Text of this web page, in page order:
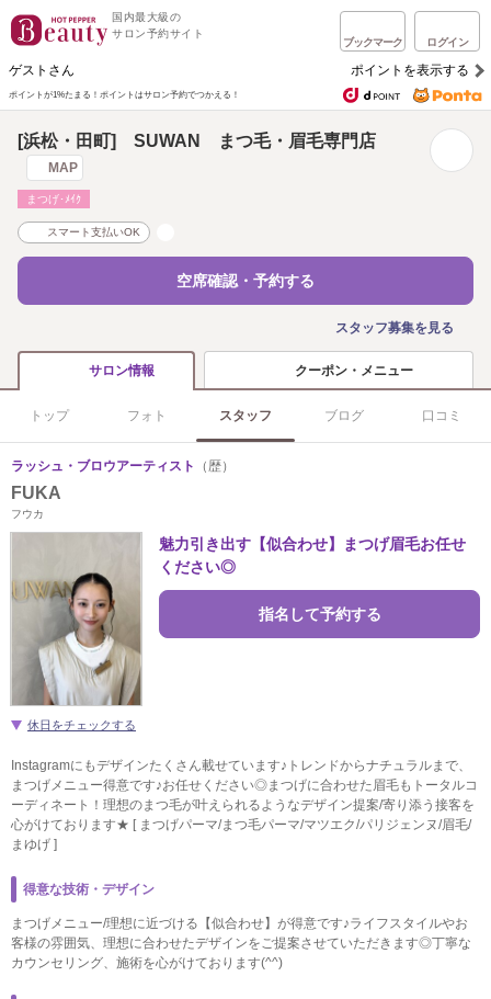
国内最大級の
サロン予約サイト
ブックマーク ログイン
ゲストさん ポイントを表示する
ポイントが1%たまる！ ポイントはサロン予約でつかえる！
[浜松・田町] SUWAN まつ毛・眉毛専門店
MAP
まつげ･ﾒｲｸ
スマート支払いOK
空席確認・予約する
スタッフ募集を見る
サロン情報 クーポン・メニュー
トップ フォト スタッフ ブログ 口コミ
ラッシュ・ブロウアーティスト （歴）
FUKA
フウカ
休日をチェックする
魅力引き出す【似合わせ】まつげ眉毛お任せ
ください◎
指名して予約する
Instagramにもデザインたくさん載せています♪トレンドからナチュラルまで、
まつげメニュー得意です♪お任せください◎まつげに合わせた眉毛もトータルコ
ーディネート！理想のまつ毛が叶えられるようなデザイン提案/寄り添う接客を
心がけております★ [ まつげパーマ/まつ毛パーマ/マツエク/パリジェンヌ/眉毛/
まゆげ ]
得意な技術・デザイン
まつげメニュー/理想に近づける【似合わせ】が得意です♪ライフスタイルやお
客様の雰囲気、理想に合わせたデザインをご提案させていただきます◎丁寧な
カウンセリング、施術を心がけております(^^)